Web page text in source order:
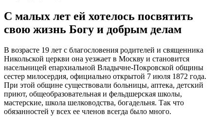
С малых лет ей хотелось посвятить
свою жизнь Богу и добрым делам
В возрасте 19 лет с благословения родителей и священника
Никольской церкви она уезжает в Москву и становится
насельницей епархиальной Владычне-Покровской общины
сестер милосердия, официально открытой 7 июля 1872 года.
При этой общине существовали больницы, аптека, детский
приют, общеобразовательная и фельдшерская школы,
мастерские, школа шелководства, богадельня. Так что
обязанностей у всех ее членов всегда было много.